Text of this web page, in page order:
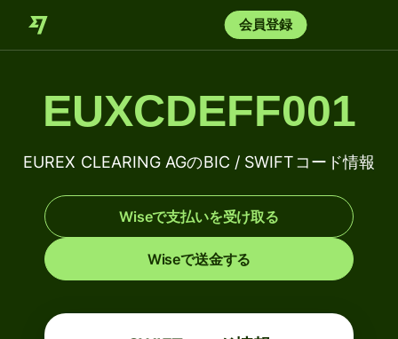
会員登録
EUXCDEFF001
EUREX CLEARING AGのBIC / SWIFTコード情報
Wiseで支払いを受け取る
Wiseで送金する